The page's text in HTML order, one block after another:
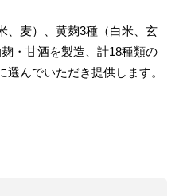
、麦）、黄麹3種（白米、玄
・甘酒を製造、計18種類の
んでいただき提供します。